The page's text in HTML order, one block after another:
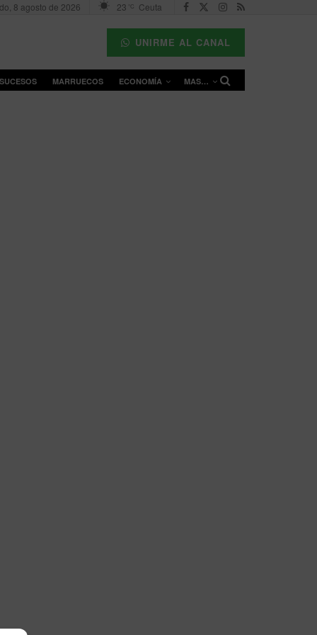
8 agosto de 2026 23 °C Ceuta
UNIRME AL CANAL
MARRUECOS ECONOMÍA MAS…